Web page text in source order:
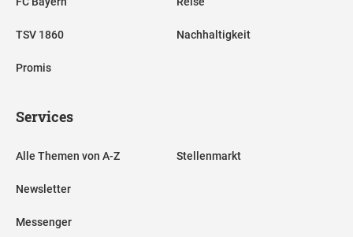
TSV 1860
Promis
Nachhaltigkeit
Services
Alle Themen von A-Z
Newsletter
Messenger
Stellenmarkt